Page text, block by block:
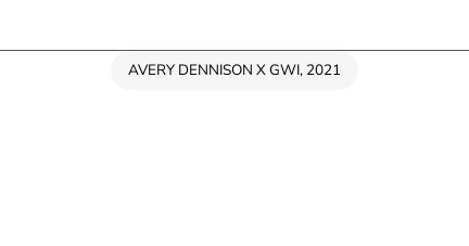
AVERY DENNISON X GWI, 2021